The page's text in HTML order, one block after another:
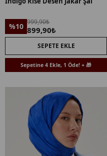
%10 999,90₺
899,90₺
SEPETE EKLE
Sepetine 4 Ekle, 1 Öde! + 🎁